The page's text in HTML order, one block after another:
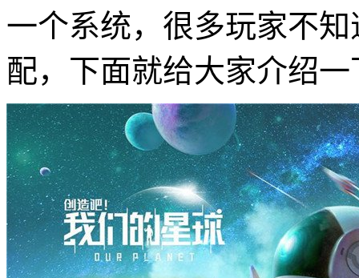
一个系统，很多玩家不
配，下面就给大家介绍一